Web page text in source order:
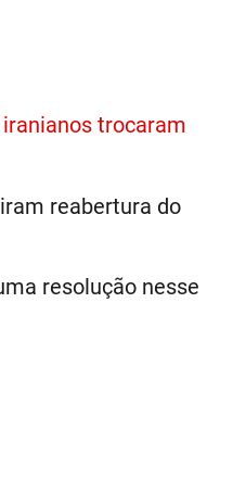
trocaram
reabertura do
resolução nesse